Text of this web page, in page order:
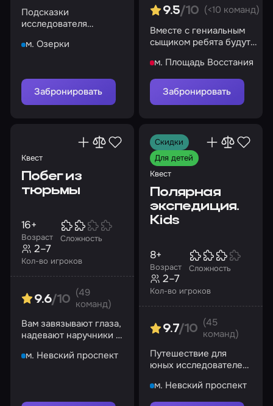
Подсказки
исследователя
сокровищницу.
м. Озерки
Забронировать
9.5/10 (<10 команд)
Вместе с гениальным
сыщиком ребята будут
квест
м. Площадь Восстания
Забронировать
Квест
Побег из
тюрьмы
Возраст
16+
Сложность
Кол-во игроков
2–7
9.6/10
(49
команд)
Вам завязывают глаза,
надевают наручники и
тюремную камеру.
м. Невский проспект
Скидки
Для детей
Квест
Полярная
экспедиция.
Kids
Возраст
8+
Сложность
Кол-во игроков
2–7
9.7/10
(45
команд)
Путешествие для
юных исследователей!
внутри квеста
м. Невский проспект